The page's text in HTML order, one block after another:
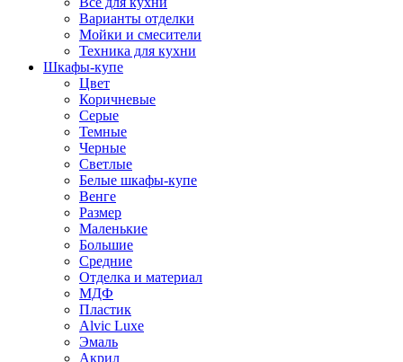
Варианты отделки
Мойки и смесители
Техника для кухни
Шкафы-купе
Цвет
Коричневые
Серые
Темные
Черные
Светлые
Белые шкафы-купе
Венге
Размер
Маленькие
Большие
Средние
Отделка и материал
МДФ
Пластик
Alvic Luxe
Эмаль
Акрил